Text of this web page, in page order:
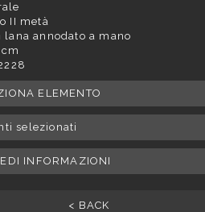
II metà
lana annodato a mano
ELEMENTO
selezionati
INFORMAZIONI
< BACK